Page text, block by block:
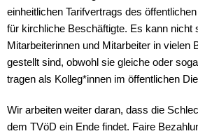
einheitlichen Tarifvertrags des
für kirchliche Beschäftigte. Es kann nicht
Mitarbeiterinnen und Mitarbeiter in vielen
gestellt sind, obwohl sie gleiche oder
tragen als Kolleg*innen im öffentlichen
Wir arbeiten weiter daran, dass die
dem TVöD ein Ende findet. Faire